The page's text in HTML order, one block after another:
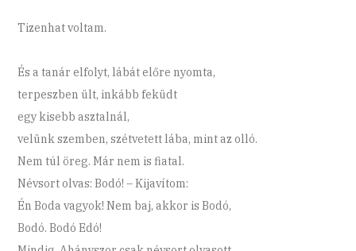
Tizenhat voltam.
És a tanár elfolyt, lábát előre nyomta,
terpeszben ült, inkább feküdt
egy kisebb asztalnál,
velünk szemben, szétvetett lába, mint az olló.
Nem túl öreg. Már nem is fiatal.
Névsort olvas: Bodó! – Kijavítom:
Én Boda vagyok! Nem baj, akkor is Bodó,
Bodó. Bodó Edó!